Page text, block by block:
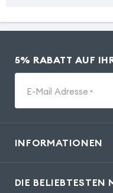
5% RABATT AUF
E-Mail Adresse *
INFORMATIONEN
DIE BELIEBTESTEN